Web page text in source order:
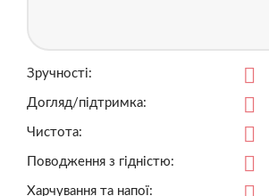
Зручності:
Догляд/підтримка:
Чистота:
Поводження з гідністю:
Харчування та напої: